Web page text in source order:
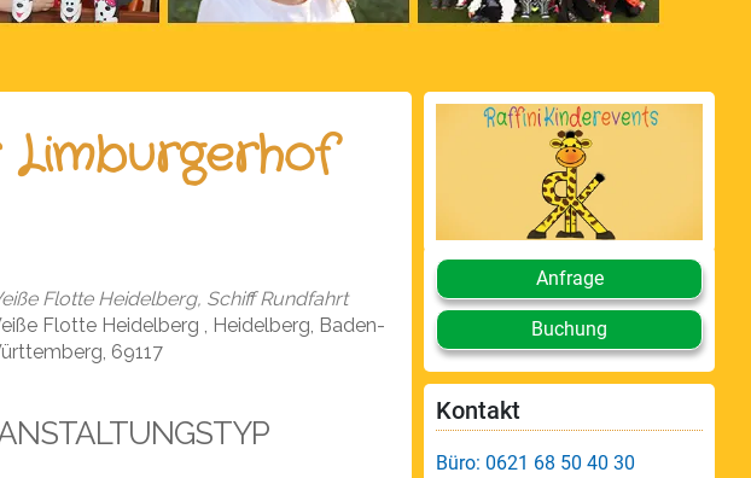
iCalendar
Flotte Heidelberg, Schiff Rundfahrt
Flotte Heidelberg , Heidelberg, Baden-
69117
Anfrage
Buchung
Kontakt
Büro: 0621 68 50 40 30